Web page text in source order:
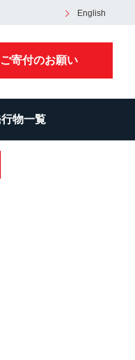
English
ご寄付のお願い
物一覧